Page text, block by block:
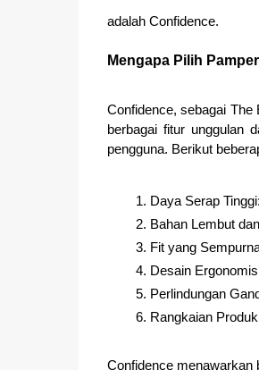
adalah Confidence.
Mengapa Pilih
Confidence, sebagai The
berbagai fitur unggulan
pengguna. Berikut
Daya Serap
Bahan Lembut
Fit yang
Desain
Perlindungan
Rangkaian
Confidence menawarkan